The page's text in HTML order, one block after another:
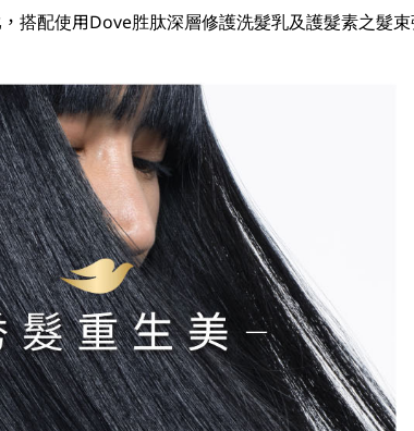
搭配使用Dove胜肽深層修護洗髮乳及護髮素之髮